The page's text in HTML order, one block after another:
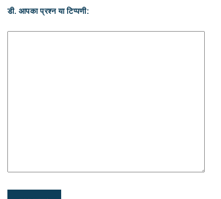
डी. आपका प्रश्न या टिप्पणी: